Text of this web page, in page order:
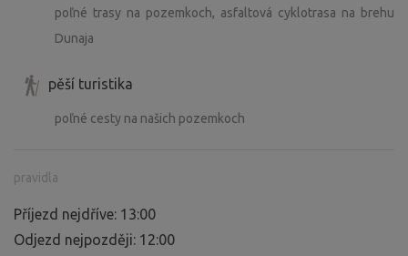
poľné trasy na pozemkoch, asfaltová cyklotrasa na brehu
Dunaja
pěší turistika
poľné cesty na našich pozemkoch
pravidla
Příjezd nejdříve: 13:00
Odjezd nejpozději: 12:00